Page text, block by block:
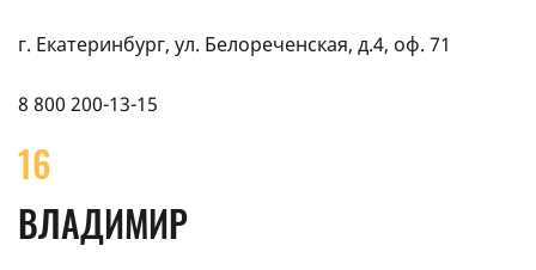
г. Екатеринбург, ул. Белореченская, д.4, оф. 71
8 800 200-13-15
16
ВЛАДИМИР